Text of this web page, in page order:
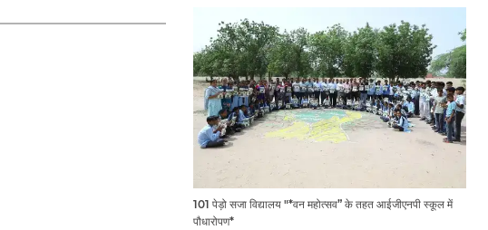
101 पेड़ो सजा विद्यालय "*वन महोत्सव” के तहत आईजीएनपी स्कूल में
पौधारोपण*